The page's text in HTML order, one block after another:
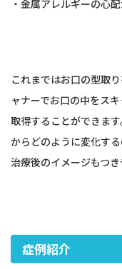
・金属アレルギーの心
これまではお口の型取
ャナーでお口の中をス
取得することができま
からどのように変化す
治療後のイメージもつき
症例紹介